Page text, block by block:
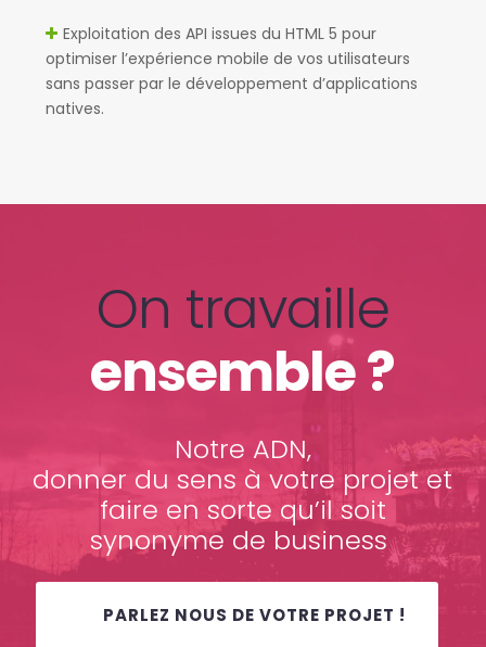
Exploitation des API issues du HTML 5 pour
optimiser l’expérience mobile de vos utilisateurs
sans passer par le développement d’applications
natives.
On travaille
ensemble ?
Notre ADN,
donner du sens à votre projet et
faire en sorte qu’il soit
synonyme de business
PARLEZ NOUS DE VOTRE PROJET !